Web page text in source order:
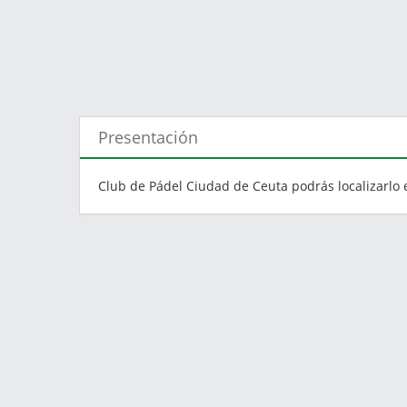
Presentación
Club de Pádel Ciudad de Ceuta podrás localizarlo